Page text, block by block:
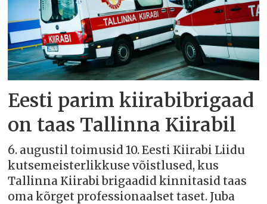
Eesti parim kiirabibrigaad
on taas Tallinna Kiirabil
6. augustil toimusid 10. Eesti Kiirabi Liidu
kutsemeisterlikkuse võistlused, kus
Tallinna Kiirabi brigaadid kinnitasid taas
oma kõrget professionaalset taset. Juba